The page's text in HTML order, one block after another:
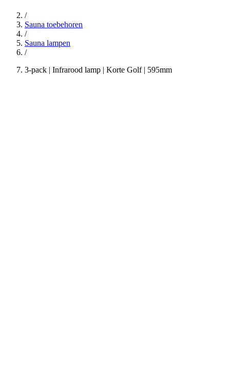
/
Sauna toebehoren
/
Sauna lampen
/
3-pack | Infrarood lamp | Korte Golf | 595mm